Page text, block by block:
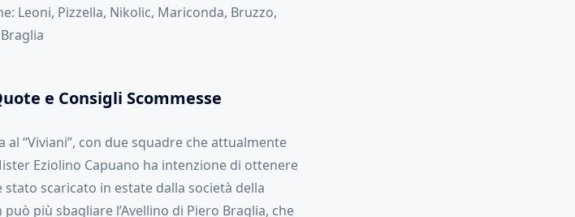
Leoni, Pizzella, Nikolic, Mariconda, Bruzzo,
e Consigli Scommesse
“Viviani”, con due squadre che attualmente
Eziolino Capuano ha intenzione di ottenere
scaricato in estate dalla società della
più sbagliare l’Avellino di Piero Braglia, che